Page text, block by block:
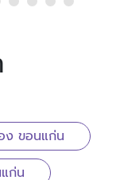
ง ขอนแก่น
ก่น